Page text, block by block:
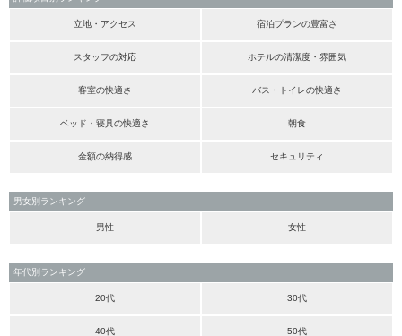
立地・アクセス 宿泊プランの豊富さ
スタッフの対応 ホテルの清潔度・雰囲気
客室の快適さ バス・トイレの快適さ
ベッド・寝具の快適さ 朝食
金額の納得感 セキュリティ
男女別ランキング
男性 女性
年代別ランキング
20代 30代
40代 50代